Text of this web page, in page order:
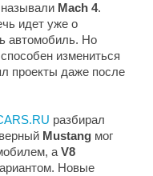
Mach 4.
идет уже о
автомобиль. Но
измениться
проекты даже после
разбирал
Mustang мог
а V8
Новые